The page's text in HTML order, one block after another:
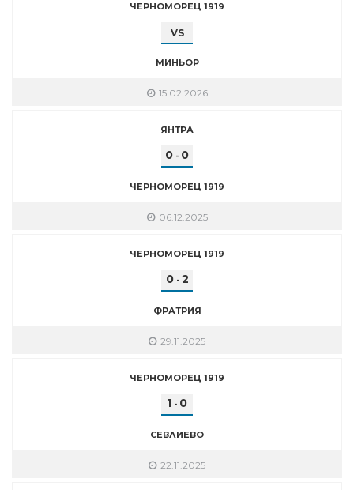
ЧЕРНОМОРЕЦ 1919
VS
МИНЬОР
15.02.2026
ЯНТРА
0 - 0
ЧЕРНОМОРЕЦ 1919
06.12.2025
ЧЕРНОМОРЕЦ 1919
0- 2
ФРАТРИЯ
29.11.2025
ЧЕРНОМОРЕЦ 1919
1 - 0
СЕВЛИЕВО
22.11.2025